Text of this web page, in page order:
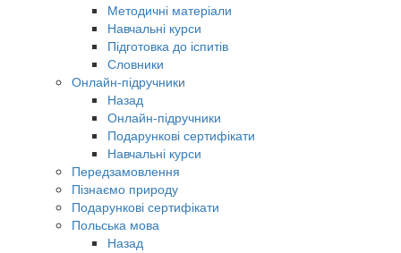
Методичні матеріали
Навчальні курси
Підготовка до іспитів
Словники
Онлайн-підручники
Назад
Онлайн-підручники
Подарункові сертифікати
Навчальні курси
Передзамовлення
Пізнаємо природу
Подарункові сертифікати
Польська мова
Назад